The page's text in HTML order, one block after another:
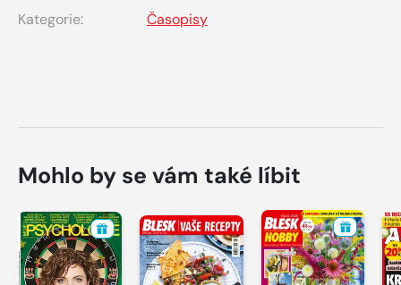
Kategorie:
Časopisy
Mohlo by se vám také líbit